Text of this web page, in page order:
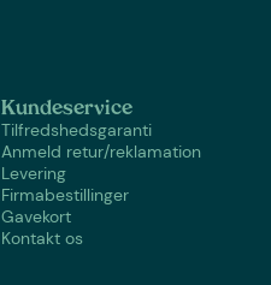
Kundeservice
Tilfredshedsgaranti
Anmeld retur/reklamation
Levering
Firmabestillinger
Gavekort
Kontakt os